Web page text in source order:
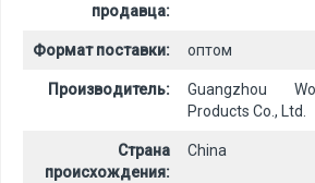
продавца:
Формат поставки: оптом
Производитель:
Guangzhou
Products Co., Ltd.
Страна
происхождения:
China